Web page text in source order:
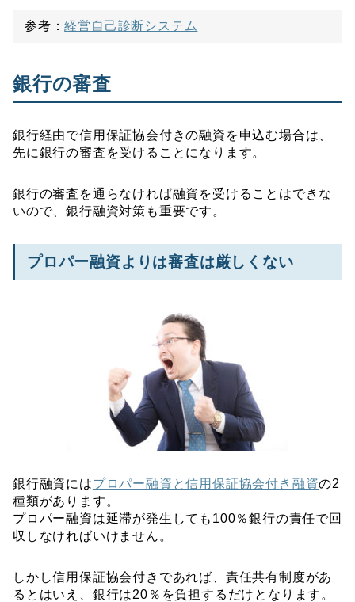
参考：経営自己診断システム
銀行の審査
銀行経由で信用保証協会付きの融資を申込む場合は、
先に銀行の審査を受けることになります。
銀行の審査を通らなければ融資を受けることはできな
いので、銀行融資対策も重要です。
プロパー融資よりは審査は厳しくない
銀行融資にはプロパー融資と信用保証協会付き融資の2
種類があります。
プロパー融資は延滞が発生しても100％銀行の責任で回
収しなければいけません。
しかし信用保証協会付きであれば、責任共有制度があ
るとはいえ、銀行は20％を負担するだけとなります。